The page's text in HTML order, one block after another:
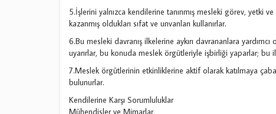
5.İşlerini yalnızca kendilerine tanınmış mesleki görev, yetki
kazanmış oldukları sıfat ve unvanları kullanırlar.
6.Bu mesleki davranış ilkelerine aykırı davrananlara
uyarırlar, bu konuda meslek örgütleriyle işbirliği yaparlar; bu
7.Meslek örgütlerinin etkinliklerine aktif olarak katılmaya
bulunurlar.
Kendilerine Karşı Sorumluluklar
Mühendisler ve Mimarlar,